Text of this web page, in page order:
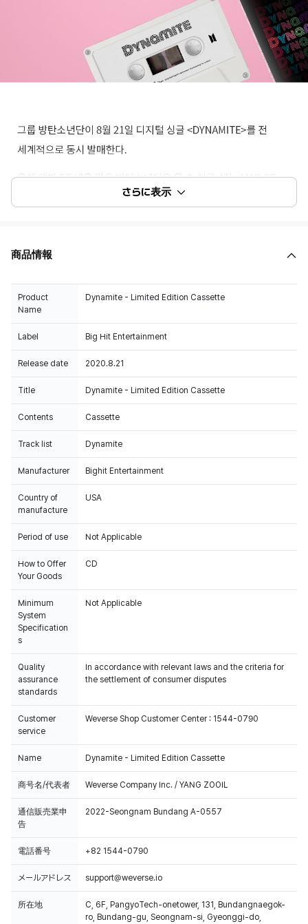
さらに表示
商品情報
Product
Name
Dynamite - Limited Edition Cassette
Label Big Hit Entertainment
Release date 2020.8.21
Title Dynamite - Limited Edition Cassette
Contents Cassette
Track list Dynamite
Manufacturer Bighit Entertainment
Country of
manufacture
USA
Period of use Not Applicable
How to Offer
Your Goods
CD
Minimum
System
Specification
s
Not Applicable
Quality
assurance
standards
In accordance with relevant laws and the criteria for
the settlement of consumer disputes
Customer
service
Weverse Shop Customer Center : 1544-0790
Name Dynamite - Limited Edition Cassette
商号名/代表者 Weverse Company Inc. / YANG ZOOIL
通信販売業申
告
2022-Seongnam Bundang A-0557
電話番号 +82 1544-0790
メールアドレス support@weverse.io
所在地
C, 6F, PangyoTech-onetower, 131, Bundangnaegok-
ro, Bundang-gu, Seongnam-si, Gyeonggi-do,